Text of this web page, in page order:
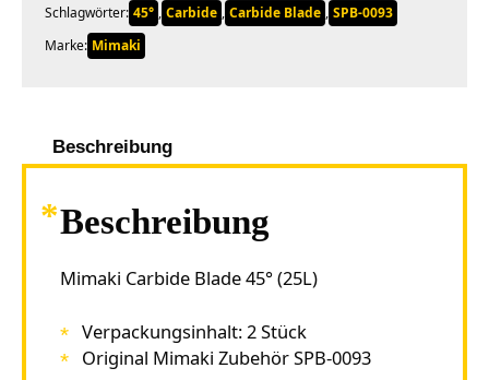
Schlagwörter: 45° , Carbide , Carbide Blade , SPB-0093
Marke: Mimaki
Beschreibung
Beschreibung
Mimaki Carbide Blade 45° (25L)
Verpackungsinhalt: 2 Stück
Original Mimaki Zubehör SPB-0093